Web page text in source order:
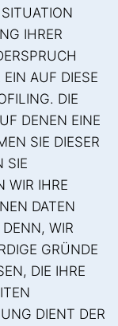
IHRER
AUF DIESE
DIE
DENEN EINE
SIE DIESER
SIE
WIR IHRE
DATEN
WIR
GRÜNDE
DIE IHRE
DIENT DER